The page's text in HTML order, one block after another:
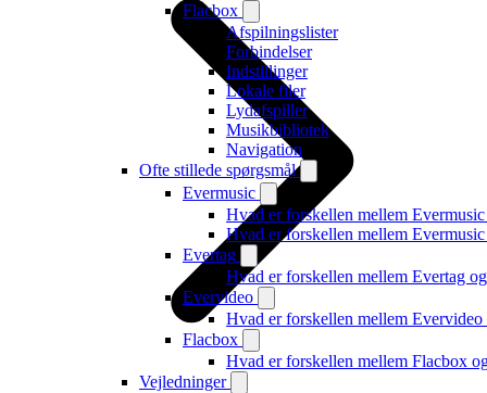
Flacbox
Afspilningslister
Forbindelser
Indstillinger
Lokale filer
Lydafspiller
Musikbibliotek
Navigation
Ofte stillede spørgsmål
Evermusic
Hvad er forskellen mellem
Hvad er forskellen mellem
Evertag
Hvad er forskellen mellem Evertag
Evervideo
Hvad er forskellen mellem
Flacbox
Hvad er forskellen mellem Flacbox
Vejledninger